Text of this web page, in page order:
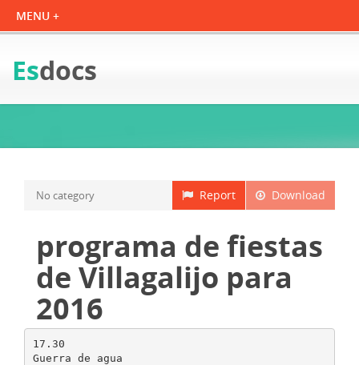
Esdocs
Download
Report
No category
programa de fiestas
de Villagalijo para
2016
17.30
Guerra de agua